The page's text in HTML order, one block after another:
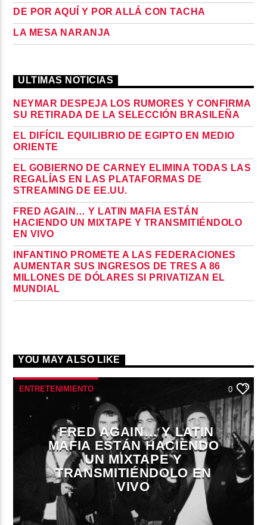
DE POR AQUÍ Y POR ALLÁ CON TACHA
LA MESA NARANJA
ULTIMAS NOTICIAS
NEYMAR DESPEJA LOS RUMORES Y CONFIRMA
SU RETIRADA DE LA SELECCIÓN BRASILEÑA
EL DIFÍCIL EQUILIBRIO DE EGIPTO EN MEDIO
ORIENTE
EL GOBIERNO DE CARNEY ELIMINA TODAS LAS
REGALÍAS EN LAS PLATAFORMAS DE
STREAMING DE EE.UU.
FRED AGAIN… Y LATIN MAFIA ESTÁN
HACIENDO UN MIXTAPE Y TRANSMITIÉNDOLO
EN VIVO
INFANTINO PROMETE A LAS FEDERACIONES
AUMENTAR SUS INGRESOS DE TRES A 86
MILLONES DE DÓLARES SI PRIVATIZAN EL
MUNDIAL
YOU MAY ALSO LIKE
ENTRETENIMIENTO 0
FRED AGAIN… Y LATIN
MAFIA ESTÁN HACIENDO
UN MIXTAPE Y
TRANSMITIÉNDOLO EN
VIVO